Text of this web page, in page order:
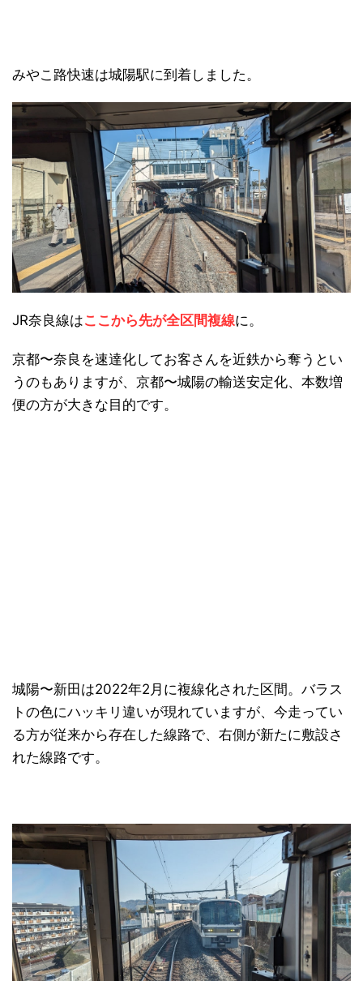
みやこ路快速は城陽駅に到着しました。
JR奈良線はここから先が全区間複線に。
京都〜奈良を速達化してお客さんを近鉄から奪うとい
うのもありますが、京都〜城陽の輸送安定化、本数増
便の方が大きな目的です。
城陽〜新田は2022年2月に複線化された区間。バラス
トの色にハッキリ違いが現れていますが、今走ってい
る方が従来から存在した線路で、右側が新たに敷設さ
れた線路です。